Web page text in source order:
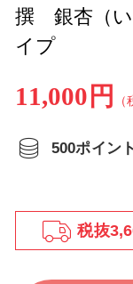
撰 銀杏（
イプ
11,000円 （
500ポイン
税抜